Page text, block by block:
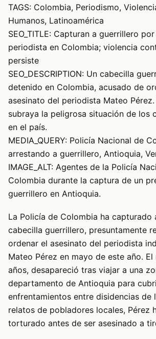
TAGS: Colombia, Periodismo,
Humanos, Latinoamérica
SEO_TITLE: Capturan a guerrillero
periodista en Colombia; violencia
persiste
SEO_DESCRIPTION: Un cabecilla
detenido en Colombia, acusado de
asesinato del periodista Mateo
subraya la peligrosa situación de los
en el país.
MEDIA_QUERY: Policía Nacional de
arrestando a guerrillero, Antioquia,
IMAGE_ALT: Agentes de la Policía
Colombia durante la captura de un
guerrillero en Antioquia.
La Policía de Colombia ha capturado
cabecilla guerrillero, presuntamente
ordenar el asesinato del periodista
Mateo Pérez en mayo de este año.
años, desapareció tras viajar a una
departamento de Antioquia para
enfrentamientos entre disidencias de
relatos de pobladores locales, Pérez
torturado antes de ser asesinado a